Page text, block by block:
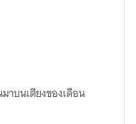
าบนเตียงของเดือน